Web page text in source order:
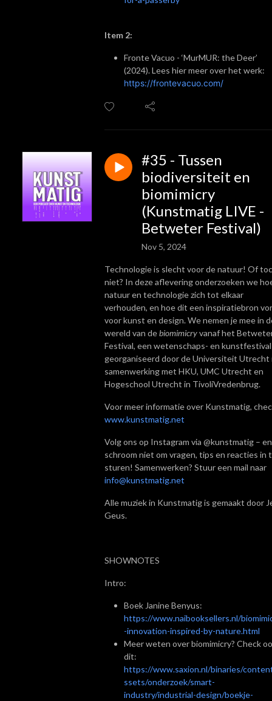
Item 2:
Fronte Vacuo - ‘MurMUR: the Deer’
(2024).Lees hier meer over het werk:
https://frontevacuo.com/
#35 - Tussen
biodiversiteit en
biomimicry
(Kunstmatig LIVE -
Betweter Festival)
Nov 5, 2024
Technologie is slecht voor de natuur! Of
niet? In deze aflevering onderzoeken we
natuur en technologie zich tot elkaar
verhouden, en hoe dit een inspiratiebron
voor kunst en design. We nemen je mee in
wereld van debiomimicryvanaf het
Festival, een wetenschaps- en kunstfestival
georganiseerd door de Universiteit Utrecht
samenwerking met HKU, UMC Utrecht en
Hogeschool Utrecht in TivoliVredenbrug.
Voor meer informatie over Kunstmatig,
www.kunstmatig.net
Volg ons op Instagram via @kunstmatig – en
schroom niet om vragen, tips en reacties in
sturen! Samenwerken? Stuur een mail naar
info@kunstmatig.net
Alle muziek in Kunstmatig is gemaakt door
Geus.
SHOWNOTES
Intro:
Boek JanineBenyus:
https://www.naibooksellers.nl/
-innovation-inspired-by-nature.html
Meer weten over biomimicry? Check
dit:
https://www.saxion.nl/binaries/
ssets/onderzoek/smart-
industry/industrial-design/boekje-